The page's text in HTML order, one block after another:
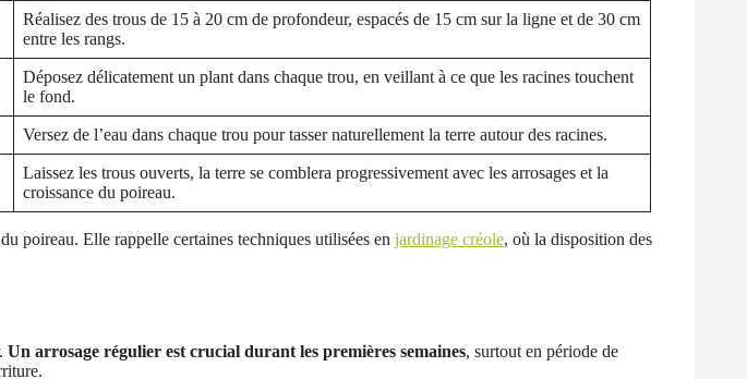
Réalisez des trous de 15 à 20 cm de profondeur, espacés de 15 cm sur la ligne et de 30 cm
entre les rangs.
Déposez délicatement un plant dans chaque trou, en veillant à ce que les racines touchent
le fond.
Versez de l’eau dans chaque trou pour tasser naturellement la terre autour des racines.
Laissez les trous ouverts, la terre se comblera progressivement avec les arrosages et la
croissance du poireau.
poireau. Elle rappelle certaines techniques utilisées en jardinage créole, où la disposition des
Un arrosage régulier est crucial durant les premières semaines, surtout en période de